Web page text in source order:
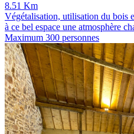
8.51 Km
Végétalisation, utilisation du bois
à ce bel espace une atmosphère
Maximum 300 personnes